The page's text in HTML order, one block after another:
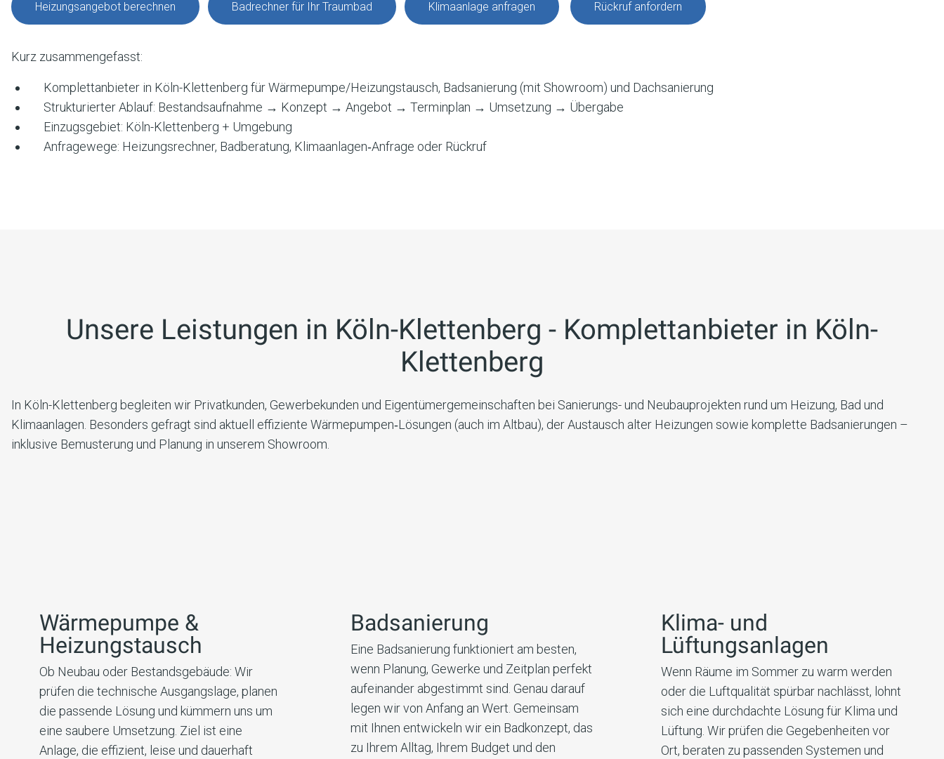
Heizungsangebot berechnen Badrechner für Ihr Traumbad Klimaanlage anfragen Rückruf anfordern
Kurz zusammengefasst:
Komplettanbieter in Köln-Klettenberg für Wärmepumpe/Heizungstausch, Badsanierung (mit Showroom) und Dachsanierung
Strukturierter Ablauf: Bestandsaufnahme → Konzept → Angebot → Terminplan → Umsetzung → Übergabe
Einzugsgebiet: Köln-Klettenberg + Umgebung
Anfragewege: Heizungsrechner, Badberatung, Klimaanlagen‑Anfrage oder Rückruf
Unsere Leistungen in Köln-Klettenberg - Komplettanbieter in Köln-
Klettenberg
In Köln-Klettenberg begleiten wir Privatkunden, Gewerbekunden und Eigentümergemeinschaften bei Sanierungs- und Neubauprojekten rund um Heizung, Bad und
Klimaanlagen. Besonders gefragt sind aktuell effiziente Wärmepumpen‑Lösungen (auch im Altbau), der Austausch alter Heizungen sowie komplette Badsanierungen –
inklusive Bemusterung und Planung in unserem Showroom.
Wärmepumpe &
Heizungstausch
Ob Neubau oder Bestandsgebäude: Wir
prüfen die technische Ausgangslage, planen
die passende Lösung und kümmern uns um
eine saubere Umsetzung. Ziel ist eine
Anlage, die effizient, leise und dauerhaft
Badsanierung
Eine Badsanierung funktioniert am besten,
wenn Planung, Gewerke und Zeitplan perfekt
aufeinander abgestimmt sind. Genau darauf
legen wir von Anfang an Wert. Gemeinsam
mit Ihnen entwickeln wir ein Badkonzept, das
zu Ihrem Alltag, Ihrem Budget und den
Klima- und
Lüftungsanlagen
Wenn Räume im Sommer zu warm werden
oder die Luftqualität spürbar nachlässt, lohnt
sich eine durchdachte Lösung für Klima und
Lüftung. Wir prüfen die Gegebenheiten vor
Ort, beraten zu passenden Systemen und